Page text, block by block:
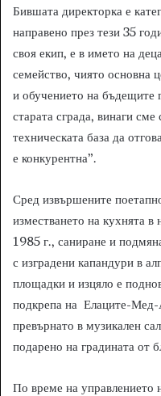
Бившата директорка е
направено през тези 35
своя екип, е в името на
семейство, чиято основна
и обучението на бъдещите
старата сграда, винаги
техническата база да
е конкурентна”.
Сред извършените
изместването на кухнята
1985 г., саниране и
с изградени капандури в
площадки и изцяло е
подкрепа на Елаците-
превърнато в музикален
подарено на градината от
По време на управлението